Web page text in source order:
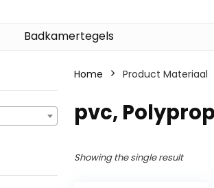
Badkamertegels
Home Product Materiaal
‎pvc,
Showing the single result